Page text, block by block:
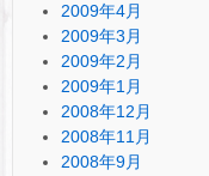
2009年4月
2009年3月
2009年2月
2009年1月
2008年12月
2008年11月
2008年9月